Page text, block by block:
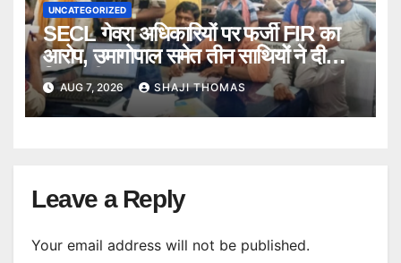
UNCATEGORIZED
SECL गेवरा अधिकारियों पर फर्जी FIR का
आरोप, उमागोपाल समेत तीन साथियों ने दी
गिरफ्तारी।
AUG 7, 2026 SHAJI THOMAS
Leave a Reply
Your email address will not be published.